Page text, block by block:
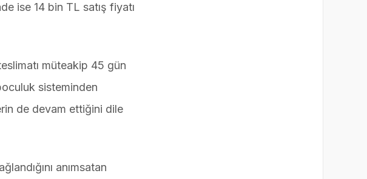
ise 14 bin TL satış fiyatı
müteakip 45 gün
sisteminden
de devam ettiğini dile
anımsatan